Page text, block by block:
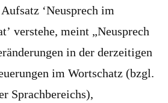
‘Neusprech im
verstehe, meint „Neusprech
in der derzeitigen
im Wortschatz (bzgl.
Sprachbereichs),